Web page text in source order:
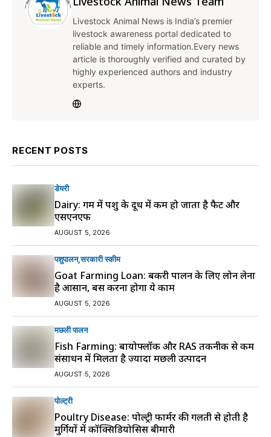
Livestock Animal News is India’s premier
livestock awareness portal dedicated to
reliable and timely information.Every news
article is thoroughly verified and curated by
highly experienced authors and industry
experts.
RECENT POSTS
डेयरी
Dairy: गर्मी में पशु के दूध में कम हो जाता है फैट और
एसएनएफ
AUGUST 5, 2026
पशुपालन सरकारी स्की‍म
Goat Farming Loan: बकरी पालन के लिए लोन लेना
है आसान, बस करना होगा ये काम
AUGUST 5, 2026
मछली पालन
Fish Farming: बायोफ्लॉक और RAS तकनीक से कम
संसाधन में मिलता है ज्यादा मछली उत्पादन
AUGUST 5, 2026
पोल्ट्री
Poultry Disease: पोल्ट्री फार्मर की गलती से होती है
मुर्गियों में कॉक्सिडियोसिस बीमारी